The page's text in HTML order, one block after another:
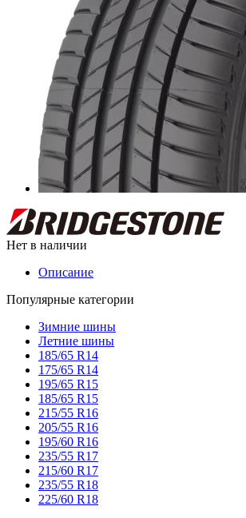
Нет в наличии
Описание
Популярные категории
Зимние шины
Летние шины
185/65 R14
175/65 R14
195/65 R15
185/65 R15
215/55 R16
205/55 R16
195/60 R16
235/55 R17
215/60 R17
235/55 R18
225/60 R18